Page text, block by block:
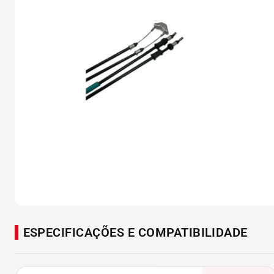
ESPECIFICAÇÕES E COMPATIBILIDADE